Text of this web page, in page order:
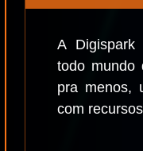
A Digispark
todo mundo
pra menos,
com